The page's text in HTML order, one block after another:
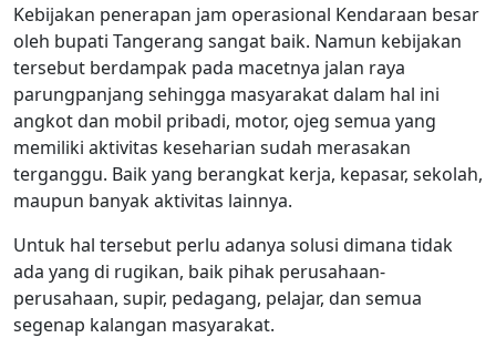
Kebijakan penerapan jam operasional Kendaraan besar
oleh bupati Tangerang sangat baik. Namun kebijakan
tersebut berdampak pada macetnya jalan raya
parungpanjang sehingga masyarakat dalam hal ini
angkot dan mobil pribadi, motor, ojeg semua yang
memiliki aktivitas keseharian sudah merasakan
terganggu. Baik yang berangkat kerja, kepasar, sekolah,
maupun banyak aktivitas lainnya.
Untuk hal tersebut perlu adanya solusi dimana tidak
ada yang di rugikan, baik pihak perusahaan-
perusahaan, supir, pedagang, pelajar, dan semua
segenap kalangan masyarakat.